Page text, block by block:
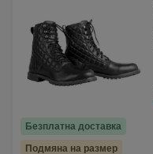
Безплатна доставка
Подмяна на размер